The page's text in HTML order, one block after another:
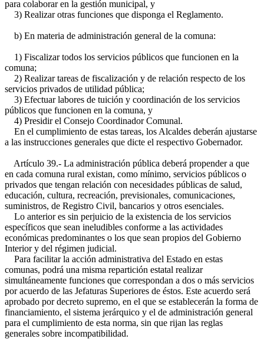
para colaborar en la gestión municipal, y
3) Realizar otras funciones que disponga el Reglamento.
b) En materia de administración general de la comuna:
1) Fiscalizar todos los servicios públicos que funcionen en la
comuna;
2) Realizar tareas de fiscalización y de relación respecto de los
servicios privados de utilidad pública;
3) Efectuar labores de tuición y coordinación de los servicios
públicos que funcionen en la comuna, y
4) Presidir el Consejo Coordinador Comunal.
En el cumplimiento de estas tareas, los Alcaldes deberán ajustarse
a las instrucciones generales que dicte el respectivo Gobernador.
Artículo 39.- La administración pública deberá propender a que
en cada comuna rural existan, como mínimo, servicios públicos o
privados que tengan relación con necesidades públicas de salud,
educación, cultura, recreación, previsionales, comunicaciones,
suministros, de Registro Civil, bancarios y otros esenciales.
Lo anterior es sin perjuicio de la existencia de los servicios
específicos que sean ineludibles conforme a las actividades
económicas predominantes o los que sean propios del Gobierno
Interior y del régimen judicial.
Para facilitar la acción administrativa del Estado en estas
comunas, podrá una misma repartición estatal realizar
simultáneamente funciones que correspondan a dos o más servicios
por acuerdo de las Jefaturas Superiores de éstos. Este acuerdo será
aprobado por decreto supremo, en el que se establecerán la forma de
financiamiento, el sistema jerárquico y el de administración general
para el cumplimiento de esta norma, sin que rijan las reglas
generales sobre incompatibilidad.